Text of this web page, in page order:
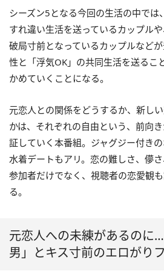
シーズン5となる今回の生活の中では
すれ違い生活を送っているカップル
破局寸前となっているカップルなど
性と「浮気OK」の共同生活を送るこ
かめていくことになる。
元恋人との関係をどうするか、新し
かは、それぞれの自由という、前向
証していく本番組。ジャグジー付き
水着デートもアリ。恋の難しさ、儚
参加者だけでなく、視聴者の恋愛観
る。
元恋人への未練があるのに
男」とキス寸前のエロがり